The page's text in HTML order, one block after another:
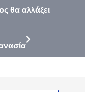
θα αλλάξει